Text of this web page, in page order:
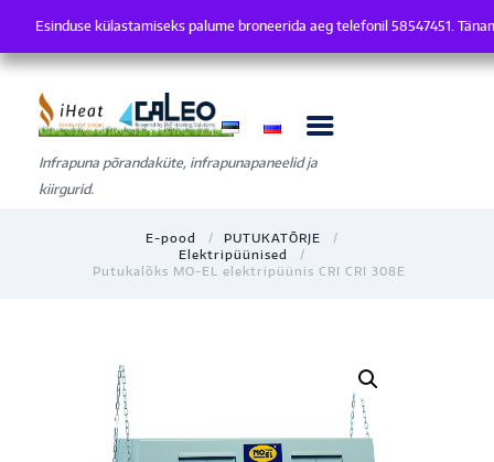
Infrapuna põrandaküte, infrapunapaneelid ja
kiirgurid.
E-pood
PUTUKATÕRJE
Elektripüünised
Putukalõks MO-EL elektripüünis CRI CRI 308E
Esinduse külastamiseks palume broneerida aeg telefonil 58547451.
Esinduse külastamiseks palume broneerida aeg telefonil 58547451.